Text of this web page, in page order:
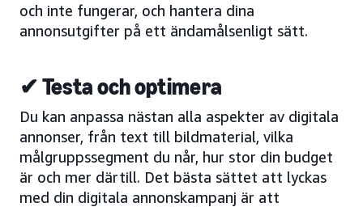
och inte fungerar, och hantera dina
annonsutgifter på ett ändamålsenligt sätt.
✔ Testa och optimera
Du kan anpassa nästan alla aspekter av digitala
annonser, från text till bildmaterial, vilka
målgruppssegment du når, hur stor din budget
är och mer därtill. Det bästa sättet att lyckas
med din digitala annonskampanj är att